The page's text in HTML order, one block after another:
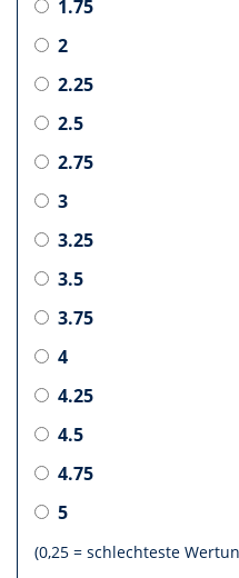
1.75
2
2.25
2.5
2.75
3
3.25
3.5
3.75
4
4.25
4.5
4.75
5
(0,25 = schlechteste